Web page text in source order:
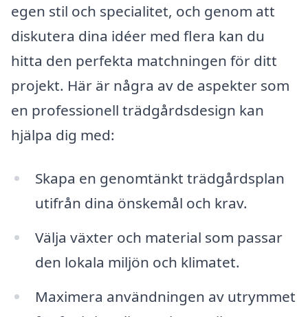
egen stil och specialitet, och genom att
diskutera dina idéer med flera kan du
hitta den perfekta matchningen för ditt
projekt. Här är några av de aspekter som
en professionell trädgårdsdesign kan
hjälpa dig med:
Skapa en genomtänkt trädgårdsplan
utifrån dina önskemål och krav.
Välja växter och material som passar
den lokala miljön och klimatet.
Maximera användningen av utrymmet